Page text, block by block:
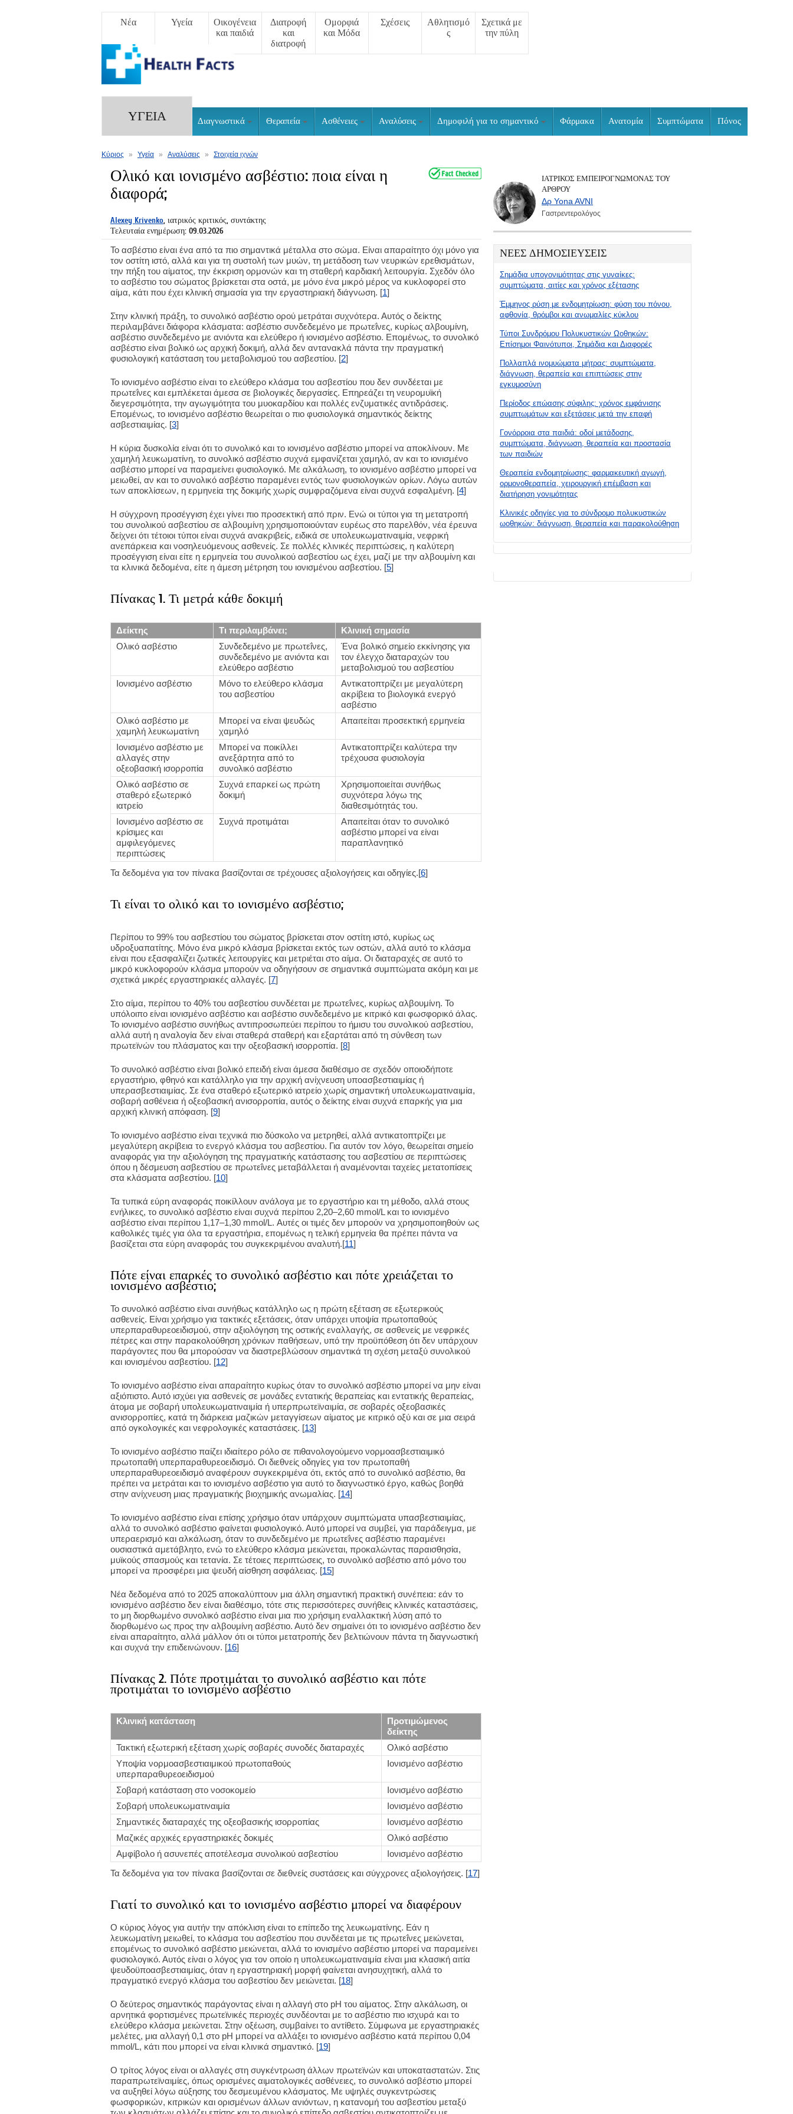
Νέα Υγεία
Οικογένεια
και παιδιά
Διατροφή
και
διατροφή
Ομορφιά
και Μόδα
Σχέσεις
Αθλητισμό
ς
Σχετικά με
την πύλη
ΥΓΕΊΑ Διαγνωστικά Θεραπεία Ασθένειες Αναλύσεις Δημοφιλή για το σημαντικό Φάρμακα Ανατομία Συμπτώματα Πόνος
Κύριος » Υγεία » Αναλύσεις » Στοιχεία ιχνών
ΙΑΤΡΙΚΌΣ ΕΜΠΕΙΡΟΓΝΏΜΟΝΑΣ ΤΟΥ
ΆΡΘΡΟΥ
Δρ Yona AVNI
Γαστρεντερολόγος
ΝΈΕΣ ΔΗΜΟΣΙΕΎΣΕΙΣ
Σημάδια υπογονιμότητας στις γυναίκες:
συμπτώματα, αιτίες και χρόνος εξέτασης
Έμμηνος ρύση με ενδομητρίωση: φύση του πόνου,
αφθονία, θρόμβοι και ανωμαλίες κύκλου
Τύποι Συνδρόμου Πολυκυστικών Ωοθηκών:
Επίσημοι Φαινότυποι, Σημάδια και Διαφορές
Πολλαπλά ινομυώματα μήτρας: συμπτώματα,
διάγνωση, θεραπεία και επιπτώσεις στην
εγκυμοσύνη
Περίοδος επώασης σύφιλης: χρόνος εμφάνισης
συμπτωμάτων και εξετάσεις μετά την επαφή
Γονόρροια στα παιδιά: οδοί μετάδοσης,
συμπτώματα, διάγνωση, θεραπεία και προστασία
των παιδιών
Θεραπεία ενδομητρίωσης: φαρμακευτική αγωγή,
ορμονοθεραπεία, χειρουργική επέμβαση και
διατήρηση γονιμότητας
Κλινικές οδηγίες για το σύνδρομο πολυκυστικών
ωοθηκών: διάγνωση, θεραπεία και παρακολούθηση
Ολικό και ιονισμένο ασβέστιο: ποια είναι η
διαφορά;
Alexey Krivenko, ιατρικός κριτικός, συντάκτης
Τελευταία ενημέρωση: 09.03.2026
Το ασβέστιο είναι ένα από τα πιο σημαντικά μέταλλα στο σώμα. Είναι απαραίτητο όχι μόνο για
τον οστίτη ιστό, αλλά και για τη συστολή των μυών, τη μετάδοση των νευρικών ερεθισμάτων,
την πήξη του αίματος, την έκκριση ορμονών και τη σταθερή καρδιακή λειτουργία. Σχεδόν όλο
το ασβέστιο του σώματος βρίσκεται στα οστά, με μόνο ένα μικρό μέρος να κυκλοφορεί στο
αίμα, κάτι που έχει κλινική σημασία για την εργαστηριακή διάγνωση. [1]
Στην κλινική πράξη, το συνολικό ασβέστιο ορού μετράται συχνότερα. Αυτός ο δείκτης
περιλαμβάνει διάφορα κλάσματα: ασβέστιο συνδεδεμένο με πρωτεΐνες, κυρίως αλβουμίνη,
ασβέστιο συνδεδεμένο με ανιόντα και ελεύθερο ή ιονισμένο ασβέστιο. Επομένως, το συνολικό
ασβέστιο είναι βολικό ως αρχική δοκιμή, αλλά δεν αντανακλά πάντα την πραγματική
φυσιολογική κατάσταση του μεταβολισμού του ασβεστίου. [2]
Το ιονισμένο ασβέστιο είναι το ελεύθερο κλάσμα του ασβεστίου που δεν συνδέεται με
πρωτεΐνες και εμπλέκεται άμεσα σε βιολογικές διεργασίες. Επηρεάζει τη νευρομυϊκή
διεγερσιμότητα, την αγωγιμότητα του μυοκαρδίου και πολλές ενζυματικές αντιδράσεις.
Επομένως, το ιονισμένο ασβέστιο θεωρείται ο πιο φυσιολογικά σημαντικός δείκτης
ασβεστιαιμίας. [3]
Η κύρια δυσκολία είναι ότι το συνολικό και το ιονισμένο ασβέστιο μπορεί να αποκλίνουν. Με
χαμηλή λευκωματίνη, το συνολικό ασβέστιο συχνά εμφανίζεται χαμηλό, αν και το ιονισμένο
ασβέστιο μπορεί να παραμείνει φυσιολογικό. Με αλκάλωση, το ιονισμένο ασβέστιο μπορεί να
μειωθεί, αν και το συνολικό ασβέστιο παραμένει εντός των φυσιολογικών ορίων. Λόγω αυτών
των αποκλίσεων, η ερμηνεία της δοκιμής χωρίς συμφραζόμενα είναι συχνά εσφαλμένη. [4]
Η σύγχρονη προσέγγιση έχει γίνει πιο προσεκτική από πριν. Ενώ οι τύποι για τη μετατροπή
του συνολικού ασβεστίου σε αλβουμίνη χρησιμοποιούνταν ευρέως στο παρελθόν, νέα έρευνα
δείχνει ότι τέτοιοι τύποι είναι συχνά ανακριβείς, ειδικά σε υπολευκωματιναιμία, νεφρική
ανεπάρκεια και νοσηλευόμενους ασθενείς. Σε πολλές κλινικές περιπτώσεις, η καλύτερη
προσέγγιση είναι είτε η ερμηνεία του συνολικού ασβεστίου ως έχει, μαζί με την αλβουμίνη και
τα κλινικά δεδομένα, είτε η άμεση μέτρηση του ιονισμένου ασβεστίου. [5]
Πίνακας 1. Τι μετρά κάθε δοκιμή
Δείκτης Τι περιλαμβάνει;
Κλινική σημασία
Ολικό ασβέστιο
Συνδεδεμένο με πρωτεΐνες,
συνδεδεμένο με ανιόντα και
ελεύθερο ασβέστιο
Ένα βολικό σημείο εκκίνησης για
τον έλεγχο διαταραχών του
μεταβολισμού του ασβεστίου
Ιονισμένο ασβέστιο
Μόνο το ελεύθερο κλάσμα
του ασβεστίου
Αντικατοπτρίζει με μεγαλύτερη
ακρίβεια το βιολογικά ενεργό
ασβέστιο
Ολικό ασβέστιο με
χαμηλή λευκωματίνη
Μπορεί να είναι ψευδώς
χαμηλό
Απαιτείται προσεκτική ερμηνεία
Ιονισμένο ασβέστιο με
αλλαγές στην
οξεοβασική ισορροπία
Μπορεί να ποικίλλει
ανεξάρτητα από το
συνολικό ασβέστιο
Αντικατοπτρίζει καλύτερα την
τρέχουσα φυσιολογία
Ολικό ασβέστιο σε
σταθερό εξωτερικό
ιατρείο
Συχνά επαρκεί ως πρώτη
δοκιμή
Χρησιμοποιείται συνήθως
συχνότερα λόγω της
διαθεσιμότητάς του.
Ιονισμένο ασβέστιο σε
κρίσιμες και
αμφιλεγόμενες
περιπτώσεις
Συχνά προτιμάται
Απαιτείται όταν το συνολικό
ασβέστιο μπορεί να είναι
παραπλανητικό
Τα δεδομένα για τον πίνακα βασίζονται σε τρέχουσες αξιολογήσεις και οδηγίες.[6]
Τι είναι το ολικό και το ιονισμένο ασβέστιο;
Περίπου το 99% του ασβεστίου του σώματος βρίσκεται στον οστίτη ιστό, κυρίως ως
υδροξυαπατίτης. Μόνο ένα μικρό κλάσμα βρίσκεται εκτός των οστών, αλλά αυτό το κλάσμα
είναι που εξασφαλίζει ζωτικές λειτουργίες και μετριέται στο αίμα. Οι διαταραχές σε αυτό το
μικρό κυκλοφορούν κλάσμα μπορούν να οδηγήσουν σε σημαντικά συμπτώματα ακόμη και με
σχετικά μικρές εργαστηριακές αλλαγές. [7]
Στο αίμα, περίπου το 40% του ασβεστίου συνδέεται με πρωτεΐνες, κυρίως αλβουμίνη. Το
υπόλοιπο είναι ιονισμένο ασβέστιο και ασβέστιο συνδεδεμένο με κιτρικό και φωσφορικό άλας.
Το ιονισμένο ασβέστιο συνήθως αντιπροσωπεύει περίπου το ήμισυ του συνολικού ασβεστίου,
αλλά αυτή η αναλογία δεν είναι σταθερά σταθερή και εξαρτάται από τη σύνθεση των
πρωτεϊνών του πλάσματος και την οξεοβασική ισορροπία. [8]
Το συνολικό ασβέστιο είναι βολικό επειδή είναι άμεσα διαθέσιμο σε σχεδόν οποιοδήποτε
εργαστήριο, φθηνό και κατάλληλο για την αρχική ανίχνευση υποασβεστιαιμίας ή
υπερασβεστιαιμίας. Σε ένα σταθερό εξωτερικό ιατρείο χωρίς σημαντική υπολευκωματιναιμία,
σοβαρή ασθένεια ή οξεοβασική ανισορροπία, αυτός ο δείκτης είναι συχνά επαρκής για μια
αρχική κλινική απόφαση. [9]
Το ιονισμένο ασβέστιο είναι τεχνικά πιο δύσκολο να μετρηθεί, αλλά αντικατοπτρίζει με
μεγαλύτερη ακρίβεια το ενεργό κλάσμα του ασβεστίου. Για αυτόν τον λόγο, θεωρείται σημείο
αναφοράς για την αξιολόγηση της πραγματικής κατάστασης του ασβεστίου σε περιπτώσεις
όπου η δέσμευση ασβεστίου σε πρωτεΐνες μεταβάλλεται ή αναμένονται ταχείες μετατοπίσεις
στα κλάσματα ασβεστίου. [10]
Τα τυπικά εύρη αναφοράς ποικίλλουν ανάλογα με το εργαστήριο και τη μέθοδο, αλλά στους
ενήλικες, το συνολικό ασβέστιο είναι συχνά περίπου 2,20–2,60 mmol/L και το ιονισμένο
ασβέστιο είναι περίπου 1,17–1,30 mmol/L. Αυτές οι τιμές δεν μπορούν να χρησιμοποιηθούν ως
καθολικές τιμές για όλα τα εργαστήρια, επομένως η τελική ερμηνεία θα πρέπει πάντα να
βασίζεται στα εύρη αναφοράς του συγκεκριμένου αναλυτή.[11]
Πότε είναι επαρκές το συνολικό ασβέστιο και πότε χρειάζεται το
ιονισμένο ασβέστιο;
Το συνολικό ασβέστιο είναι συνήθως κατάλληλο ως η πρώτη εξέταση σε εξωτερικούς
ασθενείς. Είναι χρήσιμο για τακτικές εξετάσεις, όταν υπάρχει υποψία πρωτοπαθούς
υπερπαραθυρεοειδισμού, στην αξιολόγηση της οστικής εναλλαγής, σε ασθενείς με νεφρικές
πέτρες και στην παρακολούθηση χρόνιων παθήσεων, υπό την προϋπόθεση ότι δεν υπάρχουν
παράγοντες που θα μπορούσαν να διαστρεβλώσουν σημαντικά τη σχέση μεταξύ συνολικού
και ιονισμένου ασβεστίου. [12]
Το ιονισμένο ασβέστιο είναι απαραίτητο κυρίως όταν το συνολικό ασβέστιο μπορεί να μην είναι
αξιόπιστο. Αυτό ισχύει για ασθενείς σε μονάδες εντατικής θεραπείας και εντατικής θεραπείας,
άτομα με σοβαρή υπολευκωματιναιμία ή υπερπρωτεϊναιμία, σε σοβαρές οξεοβασικές
ανισορροπίες, κατά τη διάρκεια μαζικών μεταγγίσεων αίματος με κιτρικό οξύ και σε μια σειρά
από ογκολογικές και νεφρολογικές καταστάσεις. [13]
Το ιονισμένο ασβέστιο παίζει ιδιαίτερο ρόλο σε πιθανολογούμενο νορμοασβεστιαιμικό
πρωτοπαθή υπερπαραθυρεοειδισμό. Οι διεθνείς οδηγίες για τον πρωτοπαθή
υπερπαραθυρεοειδισμό αναφέρουν συγκεκριμένα ότι, εκτός από το συνολικό ασβέστιο, θα
πρέπει να μετράται και το ιονισμένο ασβέστιο για αυτό το διαγνωστικό έργο, καθώς βοηθά
στην ανίχνευση μιας πραγματικής βιοχημικής ανωμαλίας. [14]
Το ιονισμένο ασβέστιο είναι επίσης χρήσιμο όταν υπάρχουν συμπτώματα υπασβεστιαιμίας,
αλλά το συνολικό ασβέστιο φαίνεται φυσιολογικό. Αυτό μπορεί να συμβεί, για παράδειγμα, με
υπεραερισμό και αλκάλωση, όταν το συνδεδεμένο με πρωτεΐνες ασβέστιο παραμένει
ουσιαστικά αμετάβλητο, ενώ το ελεύθερο κλάσμα μειώνεται, προκαλώντας παραισθησία,
μυϊκούς σπασμούς και τετανία. Σε τέτοιες περιπτώσεις, το συνολικό ασβέστιο από μόνο του
μπορεί να προσφέρει μια ψευδή αίσθηση ασφάλειας. [15]
Νέα δεδομένα από το 2025 αποκαλύπτουν μια άλλη σημαντική πρακτική συνέπεια: εάν το
ιονισμένο ασβέστιο δεν είναι διαθέσιμο, τότε στις περισσότερες συνήθεις κλινικές καταστάσεις,
το μη διορθωμένο συνολικό ασβέστιο είναι μια πιο χρήσιμη εναλλακτική λύση από το
διορθωμένο ως προς την αλβουμίνη ασβέστιο. Αυτό δεν σημαίνει ότι το ιονισμένο ασβέστιο δεν
είναι απαραίτητο, αλλά μάλλον ότι οι τύποι μετατροπής δεν βελτιώνουν πάντα τη διαγνωστική
και συχνά την επιδεινώνουν. [16]
Πίνακας 2. Πότε προτιμάται το συνολικό ασβέστιο και πότε
προτιμάται το ιονισμένο ασβέστιο
Κλινική κατάσταση
Προτιμώμενος
δείκτης
Τακτική εξωτερική εξέταση χωρίς σοβαρές συνοδές διαταραχές
Ολικό ασβέστιο
Υποψία νορμοασβεστιαιμικού πρωτοπαθούς
υπερπαραθυρεοειδισμού
Ιονισμένο ασβέστιο
Σοβαρή κατάσταση στο νοσοκομείο
Ιονισμένο ασβέστιο
Σοβαρή υπολευκωματιναιμία
Ιονισμένο ασβέστιο
Σημαντικές διαταραχές της οξεοβασικής ισορροπίας
Ιονισμένο ασβέστιο
Μαζικές αρχικές εργαστηριακές δοκιμές
Ολικό ασβέστιο
Αμφίβολο ή ασυνεπές αποτέλεσμα συνολικού ασβεστίου
Ιονισμένο ασβέστιο
Τα δεδομένα για τον πίνακα βασίζονται σε διεθνείς συστάσεις και σύγχρονες αξιολογήσεις. [17]
Γιατί το συνολικό και το ιονισμένο ασβέστιο μπορεί να διαφέρουν
Ο κύριος λόγος για αυτήν την απόκλιση είναι το επίπεδο της λευκωματίνης. Εάν η
λευκωματίνη μειωθεί, το κλάσμα του ασβεστίου που συνδέεται με τις πρωτεΐνες μειώνεται,
επομένως το συνολικό ασβέστιο μειώνεται, αλλά το ιονισμένο ασβέστιο μπορεί να παραμείνει
φυσιολογικό. Αυτός είναι ο λόγος για τον οποίο η υπολευκωματιναιμία είναι μια κλασική αιτία
ψευδοϋποασβεστιαιμίας, όταν η εργαστηριακή μορφή φαίνεται ανησυχητική, αλλά το
πραγματικό ενεργό κλάσμα του ασβεστίου δεν μειώνεται. [18]
Ο δεύτερος σημαντικός παράγοντας είναι η αλλαγή στο pH του αίματος. Στην αλκάλωση, οι
αρνητικά φορτισμένες πρωτεϊνικές περιοχές συνδέονται με το ασβέστιο πιο ισχυρά και το
ελεύθερο κλάσμα μειώνεται. Στην οξέωση, συμβαίνει το αντίθετο. Σύμφωνα με εργαστηριακές
μελέτες, μια αλλαγή 0,1 στο pH μπορεί να αλλάξει το ιονισμένο ασβέστιο κατά περίπου 0,04
mmol/L, κάτι που μπορεί να είναι κλινικά σημαντικό. [19]
Ο τρίτος λόγος είναι οι αλλαγές στη συγκέντρωση άλλων πρωτεϊνών και υποκαταστατών. Στις
παραπρωτεϊναιμίες, όπως ορισμένες αιματολογικές ασθένειες, το συνολικό ασβέστιο μπορεί
να αυξηθεί λόγω αύξησης του δεσμευμένου κλάσματος. Με υψηλές συγκεντρώσεις
φωσφορικών, κιτρικών και ορισμένων άλλων ανιόντων, η κατανομή του ασβεστίου μεταξύ